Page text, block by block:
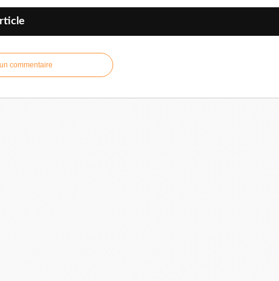
commentaire